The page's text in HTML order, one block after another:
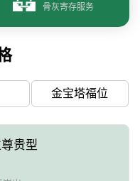
骨灰寄存服务
金宝塔福位
贵型